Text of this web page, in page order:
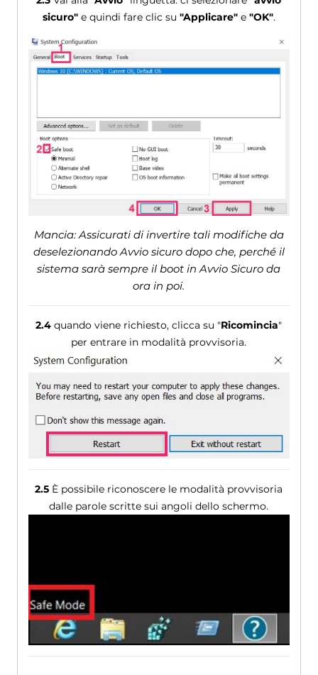
sicuro"e quindi fare clic su "Applicare"e "OK".
Mancia: Assicurati di invertire tali modifiche da
deselezionando Avvio sicuro dopo che, perché il
sistema sarà sempre il boot in Avvio Sicuro da
ora in poi.
2.4 quando viene richiesto, clicca su "Ricomincia"
per entrare in modalità provvisoria.
2.5 È possibile riconoscere le modalità provvisoria
dalle parole scritte sui angoli dello schermo.